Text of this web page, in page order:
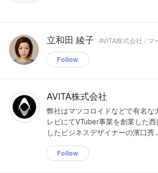
立和田 綾子 AVITA株式会社 / マ
Follow
AVITA株式会社
弊社はマツコロイドなどで有名
レビにてVTuber事業を創業した
したビジネスデザイナーの濱口秀
Follow